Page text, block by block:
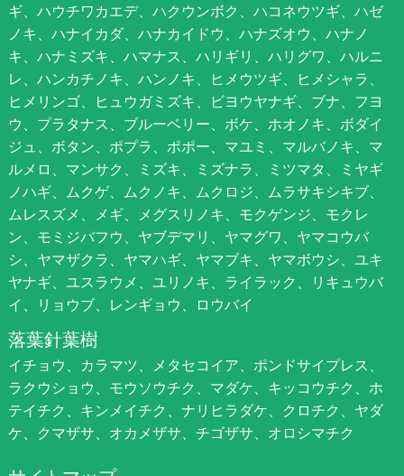
ギ、ハウチワカエデ、ハクウンボク、ハコネウツギ、ハゼ
ノキ、ハナイカダ、ハナカイドウ、ハナズオウ、ハナノ
キ、ハナミズキ、ハマナス、ハリギリ、ハリグワ、ハルニ
レ、ハンカチノキ、ハンノキ、ヒメウツギ、ヒメシャラ、
ヒメリンゴ、ヒュウガミズキ、ビヨウヤナギ、ブナ、フヨ
ウ、プラタナス、ブルーベリー、ボケ、ホオノキ、ボダイ
ジュ、ボタン、ポプラ、ポポー、マユミ、マルバノキ、マ
ルメロ、マンサク、ミズキ、ミズナラ、ミツマタ、ミヤギ
ノハギ、ムクゲ、ムクノキ、ムクロジ、ムラサキシキブ、
ムレスズメ、メギ、メグスリノキ、モクゲンジ、モクレ
ン、モミジバフウ、ヤブデマリ、ヤマグワ、ヤマコウバ
シ、ヤマザクラ、ヤマハギ、ヤマブキ、ヤマボウシ、ユキ
ヤナギ、ユスラウメ、ユリノキ、ライラック、リキュウバ
イ、リョウブ、レンギョウ、ロウバイ
落葉針葉樹
イチョウ、カラマツ、メタセコイア、ポンドサイプレス、
ラクウショウ、モウソウチク、マダケ、キッコウチク、ホ
テイチク、キンメイチク、ナリヒラダケ、クロチク、ヤダ
ケ、クマザサ、オカメザサ、チゴザサ、オロシマチク